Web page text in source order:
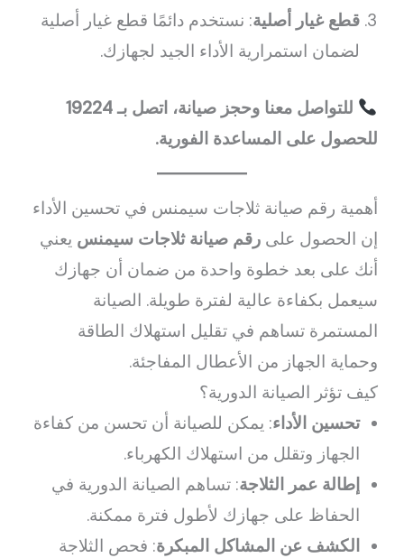
قطع غيار أصلية: نستخدم دائمًا قطع غيار أصلية
لضمان استمرارية الأداء الجيد لجهازك.
للتواصل معنا وحجز صيانة، اتصل بـ 19224
للحصول على المساعدة الفورية.
أهمية رقم صيانة ثلاجات سيمنس في تحسين الأداء
إن الحصول علىرقم صيانة ثلاجات سيمنس يعني
أنك على بعد خطوة واحدة من ضمان أن جهازك
سيعمل بكفاءة عالية لفترة طويلة. الصيانة
المستمرة تساهم في تقليل استهلاك الطاقة
وحماية الجهاز من الأعطال المفاجئة.
كيف تؤثر الصيانة الدورية؟
تحسين الأداء: يمكن للصيانة أن تحسن من كفاءة
الجهاز وتقلل من استهلاك الكهرباء.
إطالة عمر الثلاجة: تساهم الصيانة الدورية في
الحفاظ على جهازك لأطول فترة ممكنة.
الكشف عن المشاكل المبكرة: فحص الثلاجة